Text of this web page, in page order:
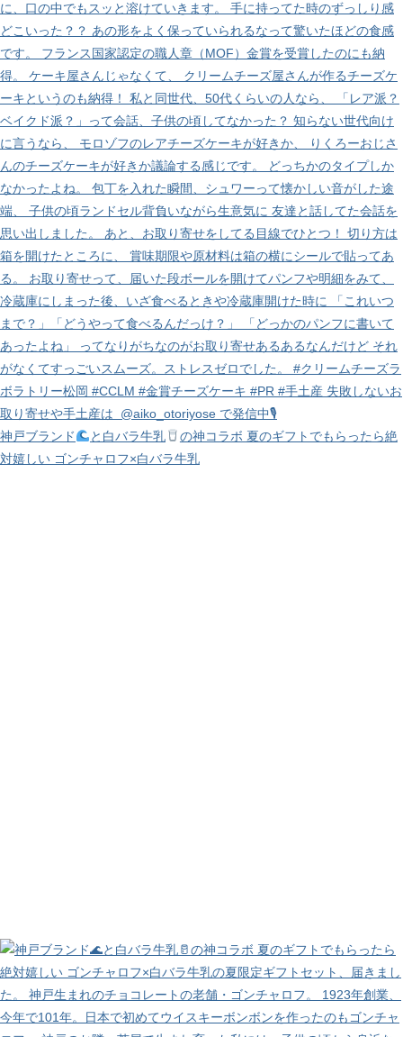
神戸ブランド と白バラ牛乳
の神コラボ 夏のギフトでもらったら絶
対嬉しい ゴンチャロフ×白バラ牛乳